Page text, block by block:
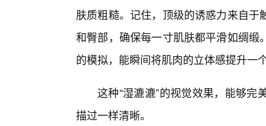
肤质粗糙。记住，顶级的诱惑力来自
和臀部，确保每一寸肌肤都平滑如绸
的模拟，能瞬间将肌肉的立体感提升一
这种“湿漉漉”的视觉效果，能够
描过一样清晰。